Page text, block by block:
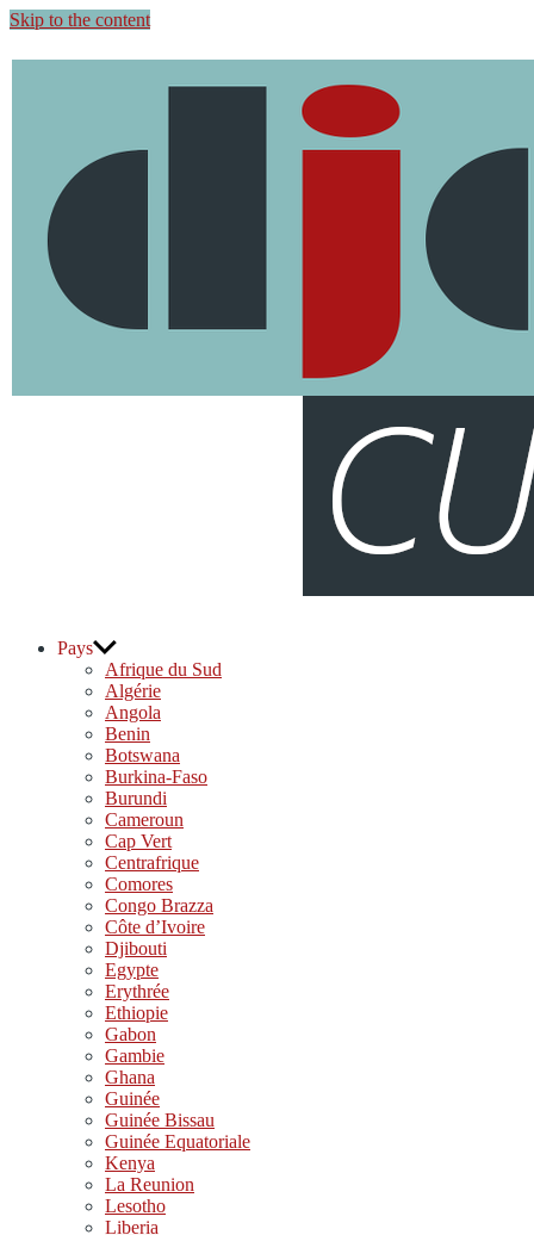
Skip to the content
Pays
Afrique du Sud
Algérie
Angola
Benin
Botswana
Burkina-Faso
Burundi
Cameroun
Cap Vert
Centrafrique
Comores
Congo Brazza
Côte d’Ivoire
Djibouti
Egypte
Erythrée
Ethiopie
Gabon
Gambie
Ghana
Guinée
Guinée Bissau
Guinée Equatoriale
Kenya
La Reunion
Lesotho
Liberia